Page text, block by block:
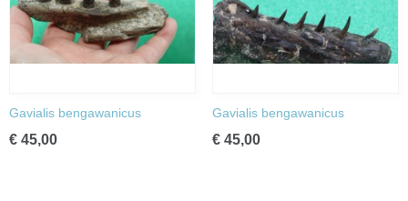
Gavialis bengawanicus
€ 45,00
Gavialis bengawanicus
€ 45,00